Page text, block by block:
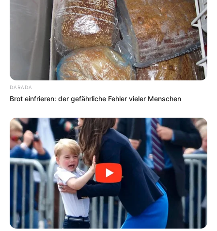
DARADA
Brot einfrieren: der gefährliche Fehler vieler Menschen